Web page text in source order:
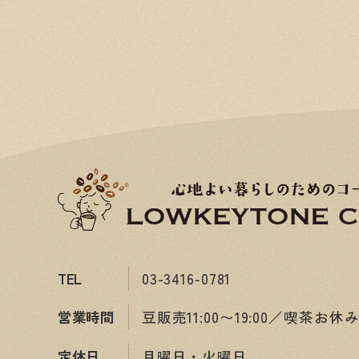
TEL
03-3416-0781
営業時間
豆販売11:00〜19:00／喫茶お休